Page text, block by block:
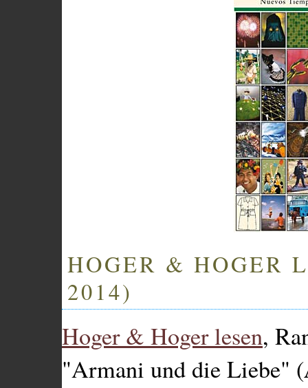
HOGER & HOGER
2014)
Hoger & Hoger lesen,
"Armani und die Liebe" (